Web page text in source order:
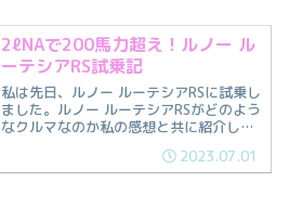
2ℓNAで200馬力超え！ルノー ル
ーテシアRS試乗記
私は先日、ルノー ルーテシアRSに試乗し
ました。ルノー ルーテシアRSがどのよう
なクルマなのか私の感想と共に紹介して
ルーテシアRSとはルノーが製造・販売す
るコンパクトカーです。海外ではクリオ
2023.07.01